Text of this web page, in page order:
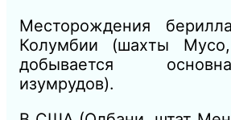
Месторождения
Колумбии (шахты
добывается
изумрудов).